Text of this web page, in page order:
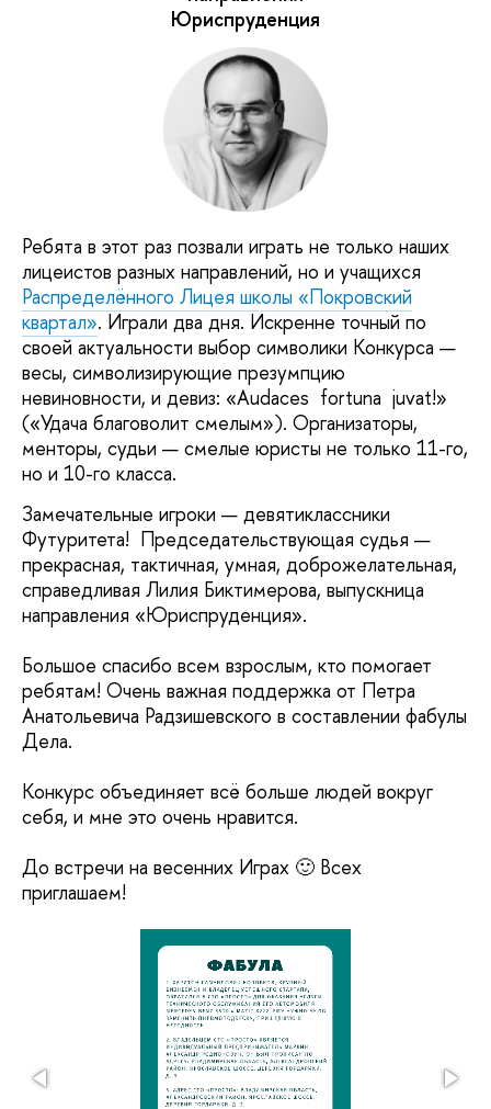
Юриспруденция
Ребята в этот раз позвали играть не только наших
лицеистов разных направлений, но и учащихся
Распределённого Лицея школы «Покровский
квартал». Играли два дня. Искренне точный по
своей актуальности выбор символики Конкурса —
весы, символизирующие презумпцию
невиновности, и девиз: «Audaces fortuna juvat!»
(«Удача благоволит смелым»). Организаторы,
менторы, судьи — смелые юристы не только 11-го,
но и 10-го класса.
Замечательные игроки — девятиклассники
Футуритета! Председательствующая судья —
прекрасная, тактичная, умная, доброжелательная,
справедливая Лилия Биктимерова, выпускница
направления «Юриспруденция».
Большое спасибо всем взрослым, кто помогает
ребятам! Очень важная поддержка от Петра
Анатольевича Радзишевского в составлении фабулы
Дела.
Конкурс объединяет всё больше людей вокруг
себя, и мне это очень нравится.
До встречи на весенних Играх 🙂 Всех
приглашаем!